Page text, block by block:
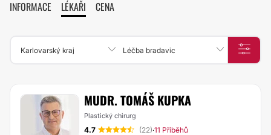
INFORMACE LÉKAŘI CENA
Karlovarský kraj Léčba bradavic
MUDR. TOMÁŠ KUPKA
Plastický chirurg
4.7 (22)·11 Příběhů